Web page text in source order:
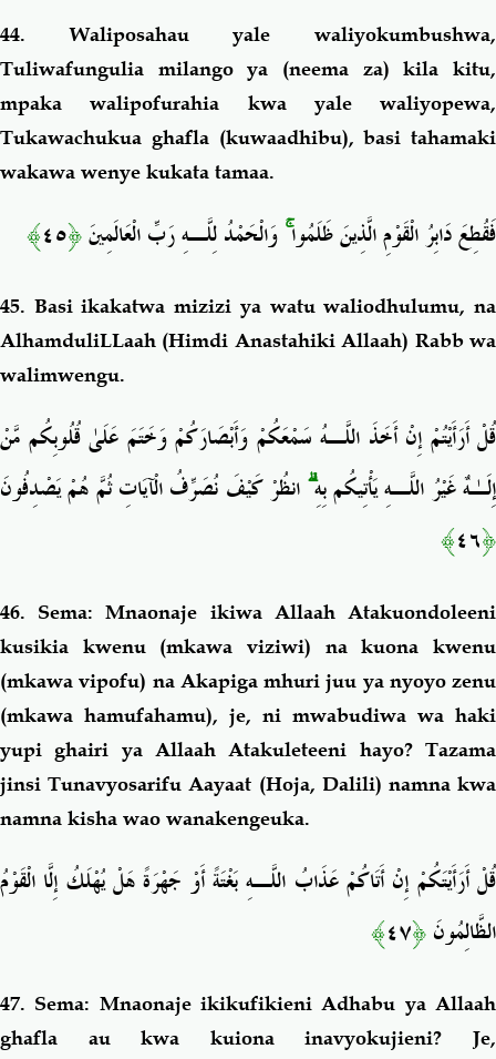
44. Waliposahau yale waliyokumbushwa,
Tuliwafungulia milango ya (neema za) kila kitu,
mpaka walipofurahia kwa yale waliyopewa,
Tukawachukua ghafla (kuwaadhibu), basi tahamaki
wakawa wenye kukata tamaa.
فَقُطِعَ دَابِرُ الْقَوْمِ الَّذِينَ ظَلَمُواۚوَالْحَمْدُ لِلَّـهِ رَبِّ الْعَالَمِينَ﴿٤٥﴾
45. Basi ikakatwa mizizi ya watu waliodhulumu, na
AlhamduliLLaah (Himdi Anastahiki Allaah) Rabb wa
walimwengu.
قُلْ أَرَأَيْتُمْ إِنْ أَخَذَ اللَّـهُ سَمْعَكُمْ وَأَبْصَارَكُمْ وَخَتَمَ عَلَىٰ قُلُوبِكُم مَّنْ
إِلَـٰهٌ غَيْرُ اللَّـهِ يَأْتِيكُم بِهِۗانظُرْ كَيْفَ نُصَرِّفُ الْآيَاتِ ثُمَّ هُمْ يَصْدِفُونَ
﴿٤٦﴾
46. Sema: Mnaonaje ikiwa Allaah Atakuondoleeni
kusikia kwenu (mkawa viziwi) na kuona kwenu
(mkawa vipofu) na Akapiga mhuri juu ya nyoyo zenu
(mkawa hamufahamu), je, ni mwabudiwa wa haki
yupi ghairi ya Allaah Atakuleteeni hayo? Tazama
jinsi Tunavyosarifu Aayaat (Hoja, Dalili) namna kwa
namna kisha wao wanakengeuka.
قُلْ أَرَأَيْتَكُمْ إِنْ أَتَاكُمْ عَذَابُ اللَّـهِ بَغْتَةً أَوْ جَهْرَةً هَلْ يُهْلَكُ إِلَّا الْقَوْمُ
الظَّالِمُونَ﴿٤٧﴾
47. Sema: Mnaonaje ikikufikieni Adhabu ya Allaah
ghafla au kwa kuiona inavyokujieni? Je,